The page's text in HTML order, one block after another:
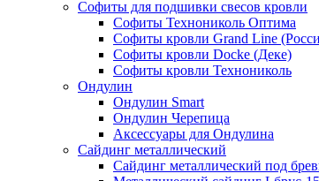
Софиты для подшивки свесов кровли
Софиты Технониколь Оптима
Софиты кровли Grand Line
Софиты кровли Docke (Деке)
Софиты кровли Технониколь
Ондулин
Ондулин Smart
Ондулин Черепица
Аксессуары для Ондулина
Сайдинг металлический
Сайдинг металлический под